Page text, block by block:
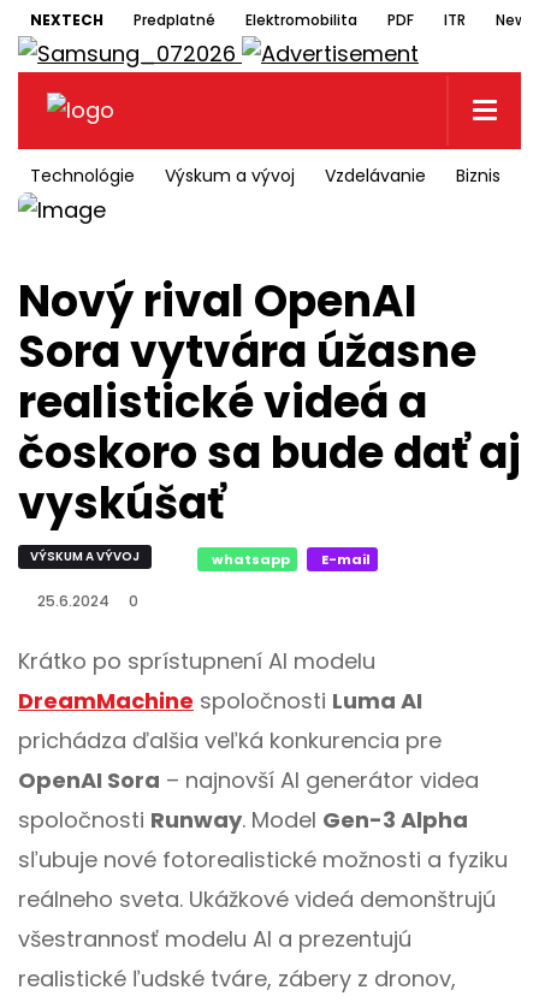
NEXTECH Predplatné Elektromobilita PDF ITR
Technológie Výskum a vývoj Vzdelávanie Biznis
Nový rival OpenAI
Sora vytvára úžasne
realistické videá a
čoskoro sa bude dať aj
vyskúšať
VÝSKUM A VÝVOJ whatsapp E-mail
25.6.2024 0
Krátko po sprístupnení AI modelu
DreamMachine spoločnosti Luma AI
prichádza ďalšia veľká konkurencia pre
OpenAI Sora – najnovší AI generátor videa
spoločnosti Runway. Model Gen-3 Alpha
sľubuje nové fotorealistické možnosti a fyziku
reálneho sveta. Ukážkové videá demonštrujú
všestrannosť modelu AI a prezentujú
realistické ľudské tváre, zábery z dronov,